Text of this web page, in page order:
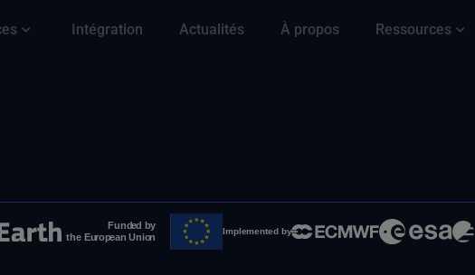
Intégration Actualités À propos Ressources